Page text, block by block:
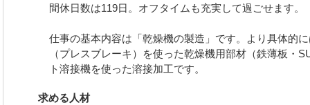
間休日数は119日。オフタイムも充実して過ごせます。
仕事の基本内容は「乾燥機の製造」です。より具体的
（プレスブレーキ）を使った乾燥機用部材（鉄薄板・
ト溶接機を使った溶接加工です。
求める人材